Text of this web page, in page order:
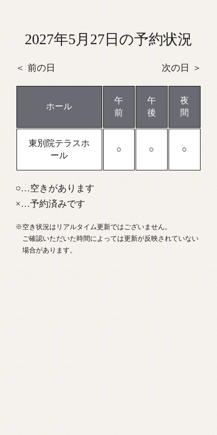
2027年5月27日の予約状況
前の日 次の日
ホール
午
前
午
後
夜
間
東別院テラスホ
ール
…空きがあります
…予約済みです
※空き状況はリアルタイム更新ではございません。
ご確認いただいた時間によっては更新が反映されていない
場合があります。